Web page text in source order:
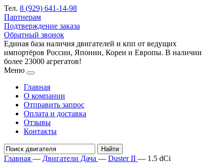
Тел. 8 (929) 641-14-98
Партнерам
Подтверждение заказа
Обратный звонок
Единая база наличия двигателей и кпп от ведущих
импортёров России, Японии, Кореи и Европы. В наличии
более 23000 агрегатов!
Меню
Главная
О компании
Отправить запрос
Оплата и доставка
Отзывы
Контакты
Главная — Двигатели Дача — Duster II — 1.5 dCi